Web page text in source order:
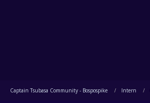
Captain Tsubasa Community - Bospospike Intern